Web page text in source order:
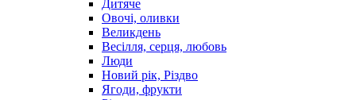
Дитяче
Овочі, оливки
Великдень
Весілля, серця, любовь
Люди
Новий рік, Різдво
Ягоди, фрукти